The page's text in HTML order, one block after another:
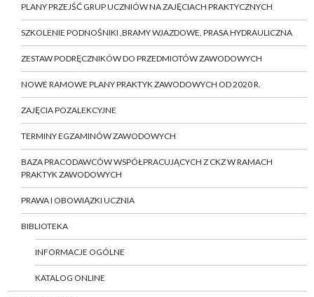
PLANY PRZEJŚĆ GRUP UCZNIÓW NA ZAJĘCIACH PRAKTYCZNYCH
SZKOLENIE PODNOŚNIKI ,BRAMY WJAZDOWE, PRASA HYDRAULICZNA
ZESTAW PODRĘCZNIKÓW DO PRZEDMIOTÓW ZAWODOWYCH
NOWE RAMOWE PLANY PRAKTYK ZAWODOWYCH OD 2020 R.
ZAJĘCIA POZALEKCYJNE
TERMINY EGZAMINÓW ZAWODOWYCH
BAZA PRACODAWCÓW WSPÓŁPRACUJĄCYCH Z CKZ W RAMACH
PRAKTYK ZAWODOWYCH
PRAWA I OBOWIĄZKI UCZNIA
BIBLIOTEKA
INFORMACJE OGÓLNE
KATALOG ONLINE